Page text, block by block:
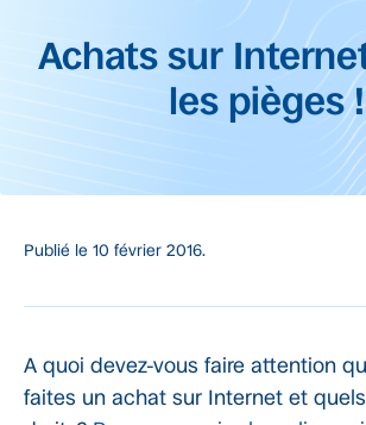
Achats sur
les pièges !
Publié le 10 février 2016.
A quoi devez-vous faire attention
faites un achat sur Internet et